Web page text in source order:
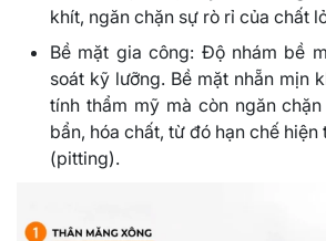
khít, ngăn chặn sự rò rỉ của chất
Bề mặt gia công: Độ nhám bề
soát kỹ lưỡng. Bề mặt nhẵn mịn
tính thẩm mỹ mà còn ngăn
bẩn, hóa chất, từ đó hạn chế
(pitting).